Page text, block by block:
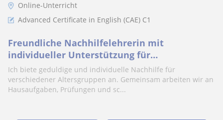
Online-Unterricht
Advanced Certificate in English (CAE) C1
Freundliche Nachhilfelehrerin mit
individueller Unterstützung für
Schülerinnen& Schüler
Ich biete geduldige und individuelle Nachhilfe für
verschiedener Altersgruppen an. Gemeinsam arbeiten wir an
Hausaufgaben, Prüfungen und sc...